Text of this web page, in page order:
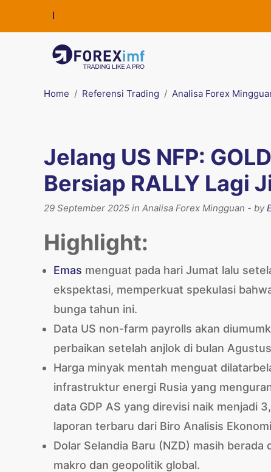
Home Referensi Trading Analisa Forex
Jelang US NFP:
Bersiap RALLY Lagi
29 September 2025 in Analisa Forex Mingguan - by
Highlight:
Emas menguat pada hari Jumat lalu
ekspektasi, memperkuat spekulasi
bunga tahun ini.
Data US non-farm payrolls akan
perbaikan setelah anjlok di bulan
Harga minyak mentah menguat
infrastruktur energi Rusia yang
data GDP AS yang direvisi naik menjadi
laporan terbaru dari Biro Analisis
Dolar Selandia Baru (NZD) masih
makro dan geopolitik global.